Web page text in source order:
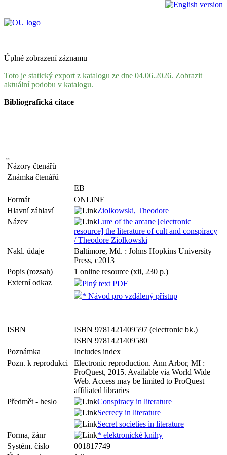
Úplné zobrazení záznamu
Toto je statický export z katalogu ze dne 04.06.2026. Zobrazit
aktuální podobu v katalogu.
Bibliografická citace
Názory čtenářů
Známka čtenářů
EB
Formát
ONLINE
Hlavní záhlaví
Ziolkowski, Theodore
Název
Lure of the arcane [electronic
resource] the literature of cult and conspiracy
/ Theodore Ziolkowski
Nakl. údaje
Baltimore, Md. : Johns Hopkins University
Press, c2013
Popis (rozsah)
1 online resource (xii, 230 p.)
Externí odkaz
Plný text PDF
* Návod pro vzdálený přístup
ISBN
ISBN 9781421409597 (electronic bk.)
ISBN 9781421409580
Poznámka
Includes index
Pozn. k reprodukci
Electronic reproduction. Ann Arbor, MI :
ProQuest, 2015. Available via World Wide
Web. Access may be limited to ProQuest
affiliated libraries
Předmět - heslo
Conspiracy in literature
Secrecy in literature
Secret societies in literature
Forma, žánr
* elektronické knihy
Systém. číslo
001817749